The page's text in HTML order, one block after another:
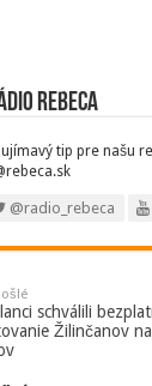
Rebeca
tip pre našu
@radio_rebeca
schválili
Žilinčanov